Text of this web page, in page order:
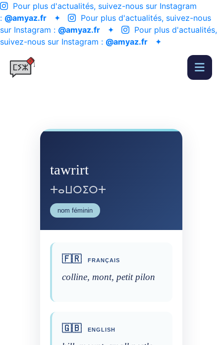
Pour plus d'actualités, suivez-nous sur Instagram
: @amyaz.fr ✦
Pour plus d'actualités, suivez-nous
sur Instagram : @amyaz.fr ✦
Pour plus d'actualités,
suivez-nous sur Instagram : @amyaz.fr ✦
tawrirt
ⵜⴰⵡⵔⵉⵔⵜ
nom féminin
🇫🇷 FRANÇAIS
colline, mont, petit pilon
🇬🇧 ENGLISH